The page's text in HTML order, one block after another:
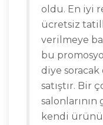
oldu. En iyi
ücretsiz
verilmeye
bu
diye soracak
satıştır. Bir
kendi